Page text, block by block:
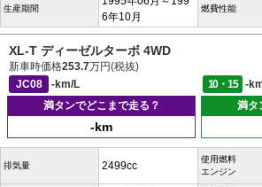
生産期間
6年10月
燃費性能
XL-T ディーゼルターボ 4WD
新車時価格253.7万円(税抜)
JC08
-km/L 10・15
-
満タンでどこまで走る？
-km
満タ
排気量 2499cc
使用燃料
エンジン